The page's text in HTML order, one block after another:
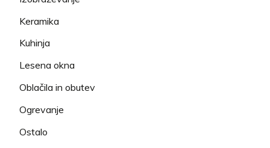
Keramika
Kuhinja
Lesena okna
Oblačila in obutev
Ogrevanje
Ostalo